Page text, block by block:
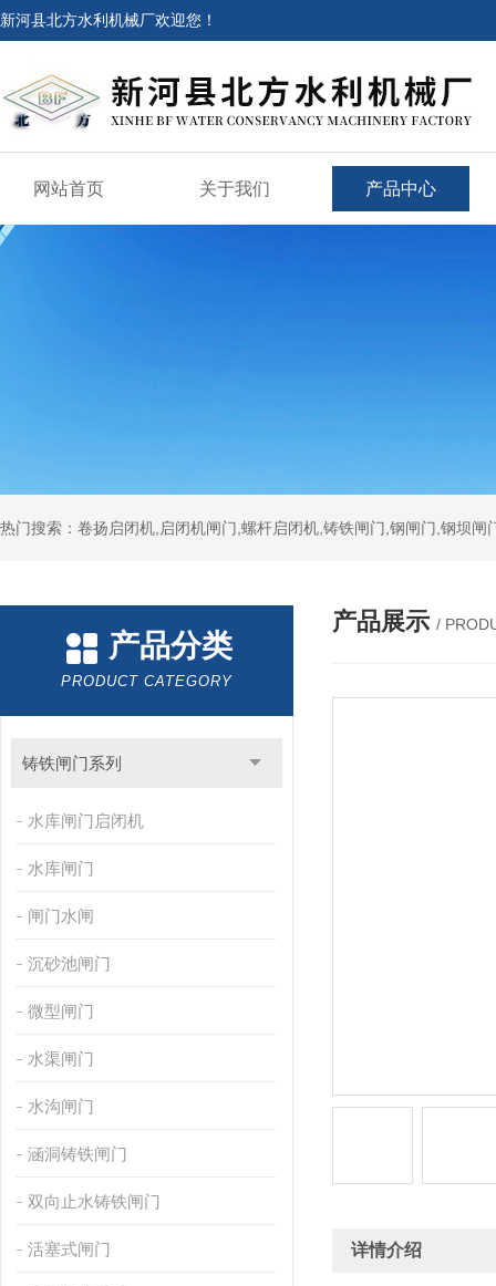
新河县北方水利机械厂欢迎您！
网站首页 关于我们 产品中心
热门搜索：卷扬启闭机,启闭机闸门,螺杆启闭机,铸铁闸门,钢闸门,钢坝
产品分类
PRODUCT CATEGORY
铸铁闸门系列
水库闸门启闭机
水库闸门
闸门水闸
沉砂池闸门
微型闸门
水渠闸门
水沟闸门
涵洞铸铁闸门
双向止水铸铁闸门
活塞式闸门
产品展示 /
详情介绍